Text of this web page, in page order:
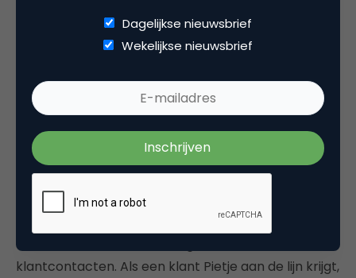
ontstaat bij klanten, vóór het contract getekend
wordt, maar zeker ook daarna.
Een ander voorbeeld: als we zonnepanelen leveren,
besparen we niet op de kwaliteit. Wij richten ons op
betrouwbaarheid en geven daarom ook een
output-garantie van 15 jaar. Dat straalt enorm
Tot slot hebben we enorm geïnvesteerd in de
klantcontacten. Als een klant Pietje aan de lijn krijgt,
Dagelijkse nieuwsbrief
Wekelijkse nieuwsbrief